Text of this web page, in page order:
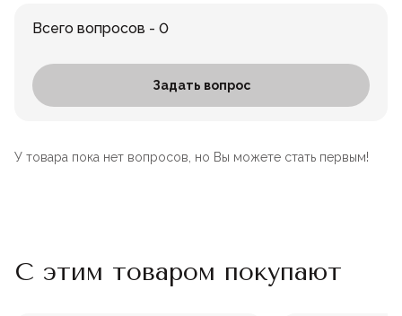
Всего вопросов - 0
Задать вопрос
У товара пока нет вопросов, но Вы можете стать первым!
С этим товаром покупают